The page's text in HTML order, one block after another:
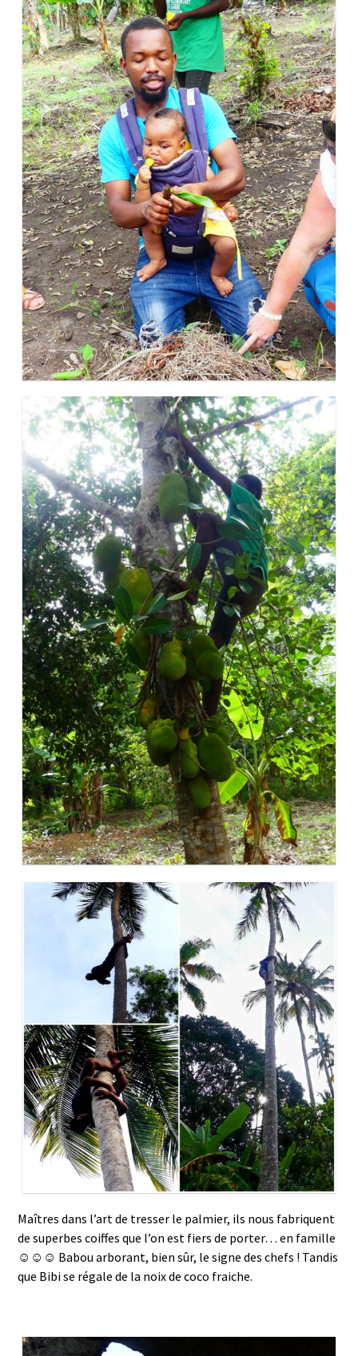
Maîtres dans l’art de tresser le palmier, ils nous fabriquent
de superbes coiffes que l’on est fiers de porter… en famille
☺☺☺ Babou arborant, bien sûr, le signe des chefs ! Tandis
que Bibi se régale de la noix de coco fraiche.